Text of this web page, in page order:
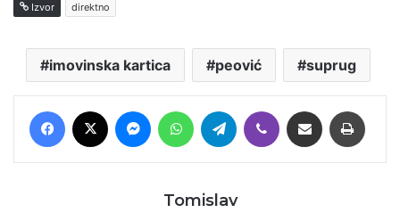
Izvor direktno
imovinska kartica peović suprug
Facebook MessengerWhatsAppTelegram Viber Podijeli putem E-maila
Tomislav